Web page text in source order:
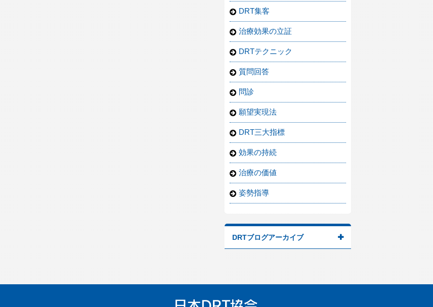
DRT集客
治療効果の立証
DRTテクニック
質問回答
問診
願望実現法
DRT三大指標
効果の持続
治療の価値
姿勢指導
DRTブログアーカイブ